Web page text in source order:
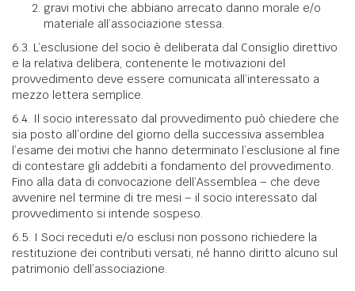
gravi motivi che abbiano arrecato danno morale e/o
materiale all’associazione stessa.
6.3. L’esclusione del socio è deliberata dal Consiglio direttivo
e la relativa delibera, contenente le motivazioni del
provvedimento deve essere comunicata all’interessato a
mezzo lettera semplice.
6.4. Il socio interessato dal provvedimento può chiedere che
sia posto all’ordine del giorno della successiva assemblea
l’esame dei motivi che hanno determinato l’esclusione al fine
di contestare gli addebiti a fondamento del provvedimento.
Fino alla data di convocazione dell’Assemblea – che deve
avvenire nel termine di tre mesi – il socio interessato dal
provvedimento si intende sospeso.
6.5. I Soci receduti e/o esclusi non possono richiedere la
restituzione dei contributi versati, né hanno diritto alcuno sul
patrimonio dell’associazione.